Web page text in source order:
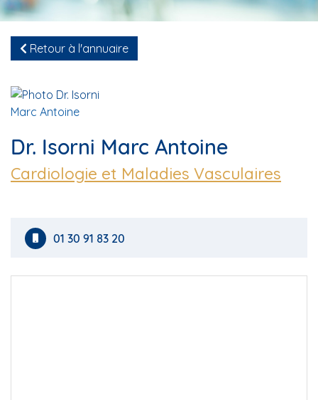
Retour à l'annuaire
Dr. Isorni Marc Antoine
Cardiologie et Maladies Vasculaires
01 30 91 83 20